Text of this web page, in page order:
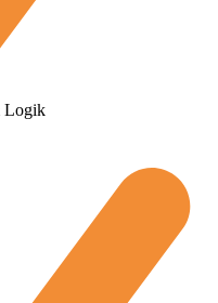
Logik